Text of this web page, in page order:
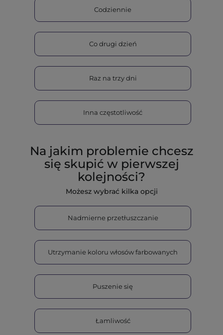
Codziennie
Co drugi dzień
Raz na trzy dni
Inna częstotliwość
Na jakim problemie chcesz
się skupić w pierwszej
kolejności?
Możesz wybrać kilka opcji
Nadmierne przetłuszczanie
Utrzymanie koloru włosów farbowanych
Puszenie się
Łamliwość